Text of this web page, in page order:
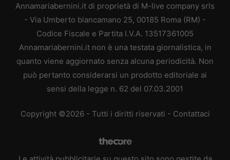
Annamariabernini.it di proprietà di M-live company srls
- Via Umberto biancamano 25, 00185 Roma (RM) -
Codice Fiscale e Partita I.V.A. 13517361005
Annamariabernini.it non è una testata giornalistica, in
quanto viene aggiornato senza alcuna periodicità. Non
può pertanto considerarsi un prodotto editoriale ai
sensi della legge n. 62 del 07.03.2001
Copyright ©2026 - Tutti i diritti riservati - Contattaci